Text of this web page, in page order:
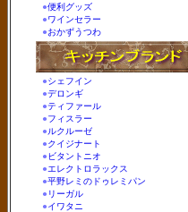
●便利グッズ
●ワインセラー
●おかずうつわ
●シェフイン
●デロンギ
●ティファール
●フィスラー
●ルクルーゼ
●クイジナート
● ビタントニオ
●エレクトロラックス
●平野レミのドゥレミパン
● リーガル
●イワタニ